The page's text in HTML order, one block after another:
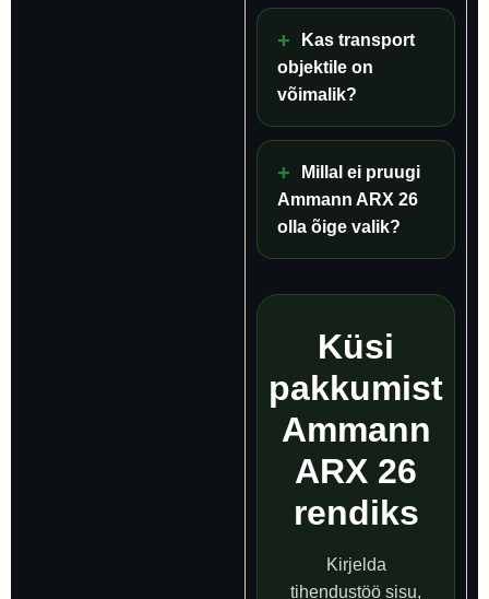
Kas transport
objektile on
võimalik?
Millal ei pruugi
Ammann ARX 26
olla õige valik?
Küsi
pakkumist
Ammann
ARX 26
rendiks
Kirjelda
tihendustöö sisu,